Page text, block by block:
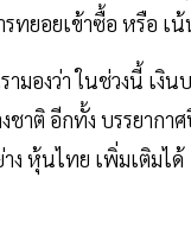
ทยอยเข้าซื้อ หรือ เ
มองว่า ในช่วงนี้ เ
าติ อีกทั้ง บรรยากา
ง หุ้นไทย เพิ่มเติมได้